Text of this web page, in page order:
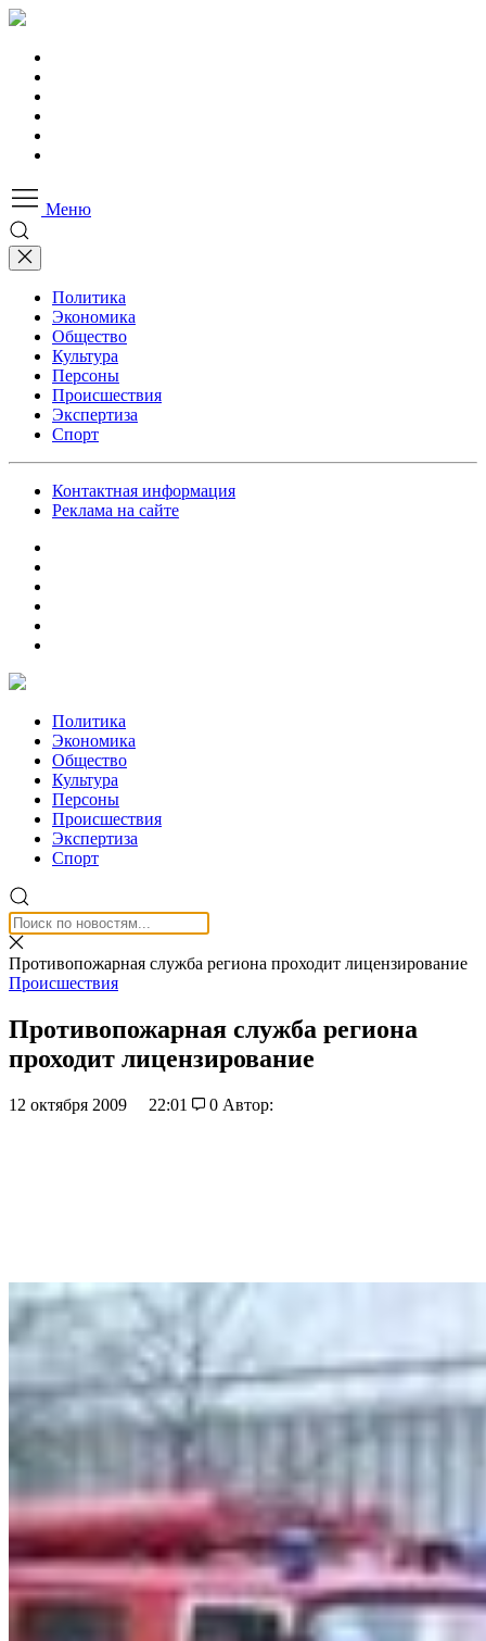
Меню
Политика
Экономика
Общество
Культура
Персоны
Происшествия
Экспертиза
Спорт
Контактная информация
Реклама на сайте
Политика
Экономика
Общество
Культура
Персоны
Происшествия
Экспертиза
Спорт
Противопожарная служба региона проходит лицензирование
Происшествия
Противопожарная служба региона
проходит лицензирование
12 октября 2009 22:01 0 Автор: